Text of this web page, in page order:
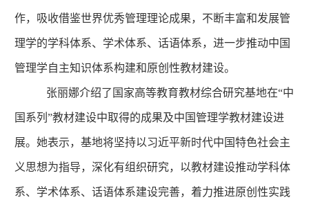
作，吸收借鉴世界优秀管理理论成果，不断丰富和发展管
理学的学科体系、学术体系、话语体系，进一步推动中国
管理学自主知识体系构建和原创性教材建设。
张丽娜介绍了国家高等教育教材综合研究基地在“中
国系列”教材建设中取得的成果及中国管理学教材建设进
展。她表示，基地将坚持以习近平新时代中国特色社会主
义思想为指导，深化有组织研究，以教材建设推动学科体
系、学术体系、话语体系建设完善，着力推进原创性实践